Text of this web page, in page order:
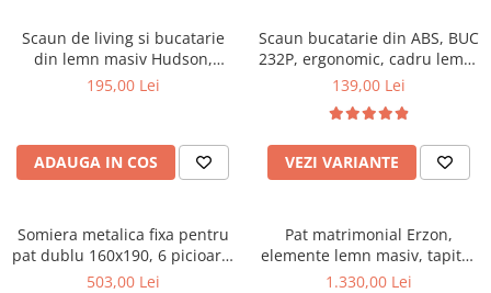
Saltele cu plasa de arcuri
Saltele cu spuma
Mobila bucatarie
Seturi mese si scaune bucatarie
Mobilier hol
Suporturi si rafturi pantofi
Portmantouri
Seturi mobilier hol
Stender haine
Scaun de living si bucatarie
din lemn masiv Hudson,
tapiterie stofa,100 kg,
195,00 Lei
ADAUGA IN COS
Scaun bucatarie din ABS, BUC
232P, ergonomic, cadru lemn,
100 kg
139,00 Lei
VEZI VARIANTE
Somiera metalica fixa pentru
pat dublu 160x190, 6 picioare,
30 lamele lemn fag, benzi
503,00 Lei
Pat matrimonial Erzon,
elemente lemn masiv, tapitat
cu stofa, cu somiera,140x200
1.330,00 Lei